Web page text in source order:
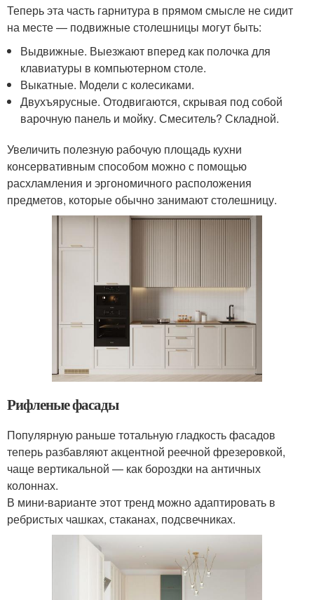
Теперь эта часть гарнитура в прямом смысле не сидит
на месте — подвижные столешницы могут быть:
Выдвижные. Выезжают вперед как полочка для
клавиатуры в компьютерном столе.
Выкатные. Модели с колесиками.
Двухъярусные. Отодвигаются, скрывая под собой
варочную панель и мойку. Смеситель? Складной.
Увеличить полезную рабочую площадь кухни
консервативным способом можно с помощью
расхламления и эргономичного расположения
предметов, которые обычно занимают столешницу.
Рифленые фасады
Популярную раньше тотальную гладкость фасадов
теперь разбавляют акцентной реечной фрезеровкой,
чаще вертикальной — как бороздки на античных
колоннах.
В мини-варианте этот тренд можно адаптировать в
ребристых чашках, стаканах, подсвечниках.